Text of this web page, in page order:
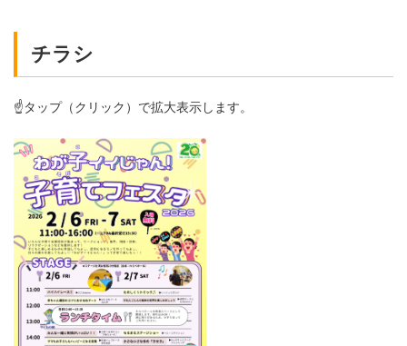
チラシ
☝️タップ（クリック）で拡大表示します。